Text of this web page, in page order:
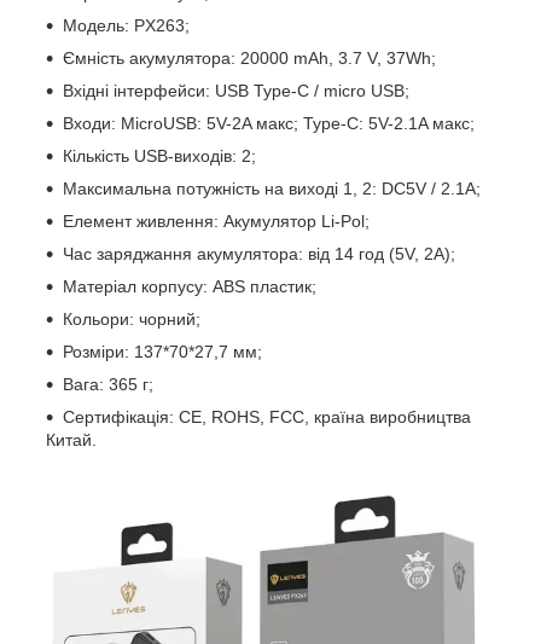
Модель: PX263;
Ємність акумулятора: 20000 mAh, 3.7 V, 37Wh;
Вхідні інтерфейси: USB Type-C / micro USB;
Входи: MicroUSB: 5V-2A макс; Type-C: 5V-2.1A макс;
Кількість USB-виходів: 2;
Максимальна потужність на виході 1, 2: DC5V / 2.1A;
Елемент живлення: Акумулятор Li-Pol;
Час заряджання акумулятора: від 14 год (5V, 2A);
Матеріал корпусу: ABS пластик;
Кольори: чорний;
Розміри: 137*70*27,7 мм;
Вага: 365 г;
Сертифікація: CE, ROHS, FCC, країна виробництва
Китай.